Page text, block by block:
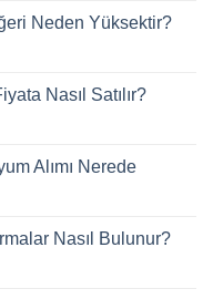
Neden Yüksektir?
Nasıl Satılır?
Alımı Nerede
Nasıl Bulunur?